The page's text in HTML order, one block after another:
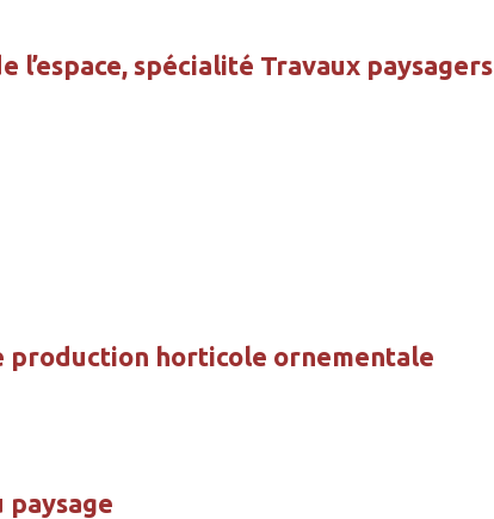
l’espace, spécialité Travaux paysagers
horticole ornementale